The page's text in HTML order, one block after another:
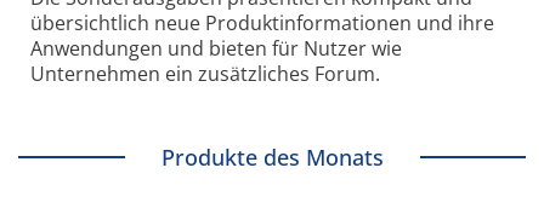
übersichtlich neue Produkt­informationen und ihre
Anwendungen und bieten für Nutzer wie
Unternehmen ein zusätzliches Forum.
Produkte des Monats